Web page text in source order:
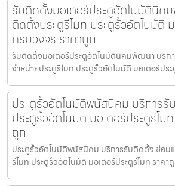
รับติดตั้งมอเตอร์ประตูอัตโนมัตินิค
ติดตั้งประตูรีโมท ประตูรั้วอัตโนมัติ
ครบวงจร ราคาถูก
รับติดตั้งมอเตอร์ประตูอัตโนมัตินิคมพัฒนา บริก
จำหน่ายประตูรีโมท ประตูรั้วอัตโนมัติ มอเตอร์ประ
ประตูรั้วอัตโนมัติพนัสนิคม บริการรั
ประตูรั้วอัตโนมัติ มอเตอร์ประตูรีโม
ถูก
ประตูรั้วอัตโนมัติพนัสนิคม บริการรับติดตั้ง ซ่อมแ
รีโมท ประตูรั้วอัตโนมัติ มอเตอร์ประตูรีโมท ราคา